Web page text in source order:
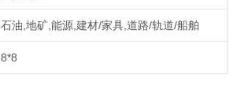
石油,地矿,能源,建材/家具,道路/轨道/船舶
8*8